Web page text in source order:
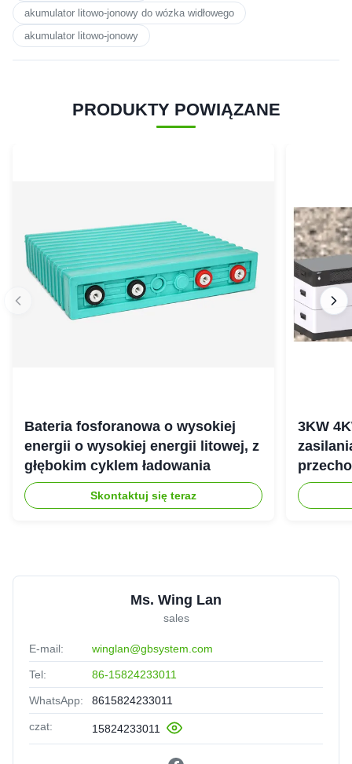
akumulator litowo-jonowy do wózka widłowego
akumulator litowo-jonowy
PRODUKTY POWIĄZANE
Bateria fosforanowa o wysokiej
energii o wysokiej energii litowej, z
głębokim cyklem ładowania
Skontaktuj się teraz
3KW
Ms. Wing Lan
sales
E-mail: winglan@gbsystem.com
Tel: 86-15824233011
WhatsApp: 8615824233011
czat: 15824233011